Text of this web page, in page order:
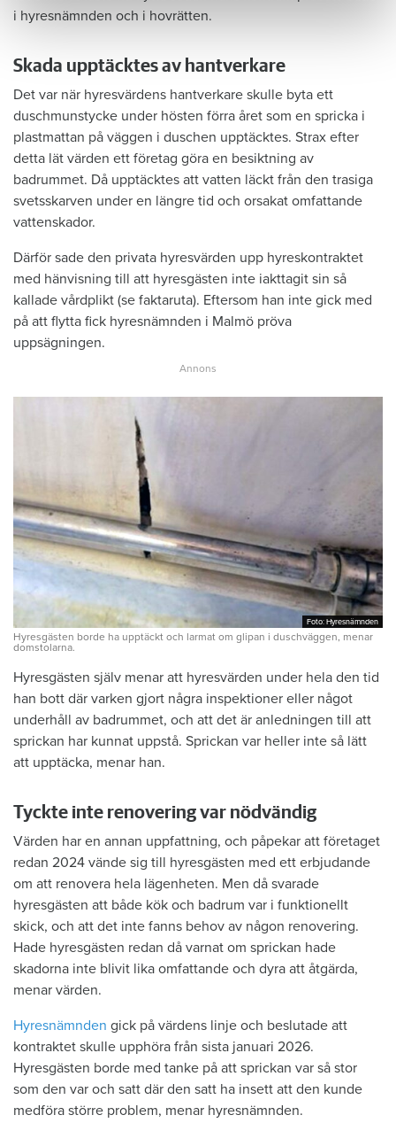
i hyresnämnden och i hovrätten.
Skada upptäcktes av hantverkare
Det var när hyresvärdens hantverkare skulle byta ett
duschmunstycke under hösten förra året som en spricka i
plastmattan på väggen i duschen upptäcktes. Strax efter
detta lät värden ett företag göra en besiktning av
badrummet. Då upptäcktes att vatten läckt från den trasiga
svetsskarven under en längre tid och orsakat omfattande
vattenskador.
Därför sade den privata hyresvärden upp hyreskontraktet
med hänvisning till att hyresgästen inte iakttagit sin så
kallade vårdplikt (se faktaruta). Eftersom han inte gick med
på att flytta fick hyresnämnden i Malmö pröva
uppsägningen.
Foto: Hyresnämnden
Foto: Hyresnämnden
Hyresgästen borde ha upptäckt och larmat om glipan i duschväggen, menar
domstolarna.
Hyresgästen själv menar att hyresvärden under hela den tid
han bott där varken gjort några inspektioner eller något
underhåll av badrummet, och att det är anledningen till att
sprickan har kunnat uppstå. Sprickan var heller inte så lätt
att upptäcka, menar han.
Tyckte inte renovering var nödvändig
Värden har en annan uppfattning, och påpekar att företaget
redan 2024 vände sig till hyresgästen med ett erbjudande
om att renovera hela lägenheten. Men då svarade
hyresgästen att både kök och badrum var i funktionellt
skick, och att det inte fanns behov av någon renovering.
Hade hyresgästen redan då varnat om sprickan hade
skadorna inte blivit lika omfattande och dyra att åtgärda,
menar värden.
Hyresnämnden gick på värdens linje och beslutade att
kontraktet skulle upphöra från sista januari 2026.
Hyresgästen borde med tanke på att sprickan var så stor
som den var och satt där den satt ha insett att den kunde
medföra större problem, menar hyresnämnden.